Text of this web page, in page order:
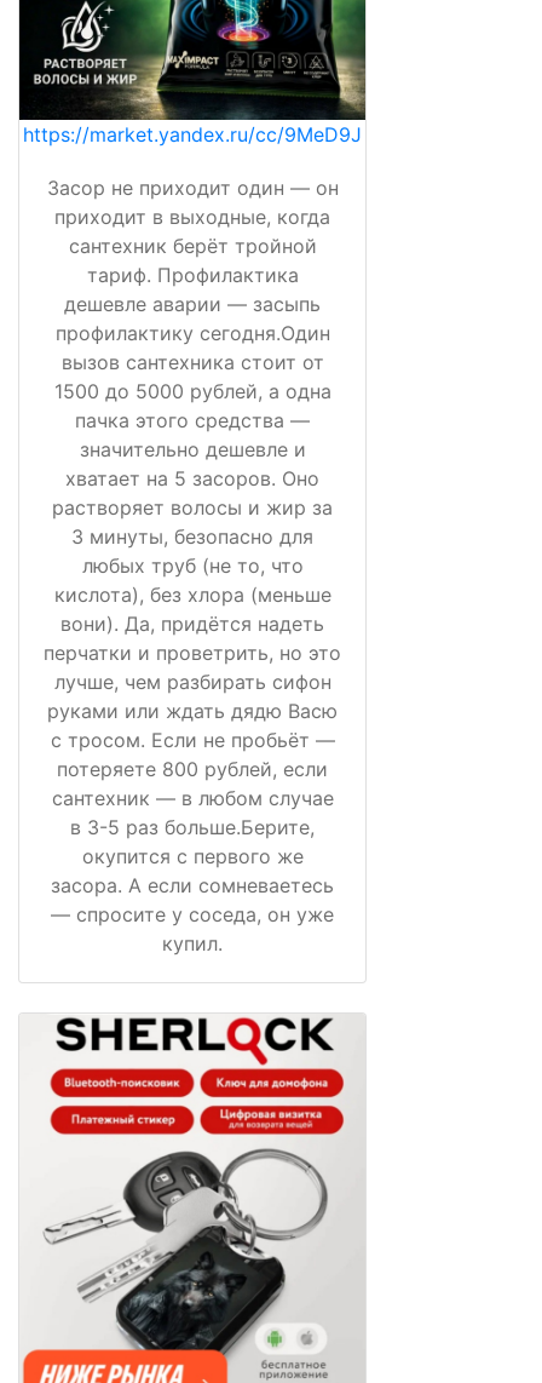
https://market.yandex.ru/cc/9MeD9J
Засор не приходит один — он
приходит в выходные, когда
сантехник берёт тройной
тариф. Профилактика
дешевле аварии — засыпь
профилактику сегодня.Один
вызов сантехника стоит от
1500 до 5000 рублей, а одна
пачка этого средства —
значительно дешевле и
хватает на 5 засоров. Оно
растворяет волосы и жир за
3 минуты, безопасно для
любых труб (не то, что
кислота), без хлора (меньше
вони). Да, придётся надеть
перчатки и проветрить, но это
лучше, чем разбирать сифон
руками или ждать дядю Васю
с тросом. Если не пробьёт —
потеряете 800 рублей, если
сантехник — в любом случае
в 3-5 раз больше.Берите,
окупится с первого же
засора. А если сомневаетесь
— спросите у соседа, он уже
купил.